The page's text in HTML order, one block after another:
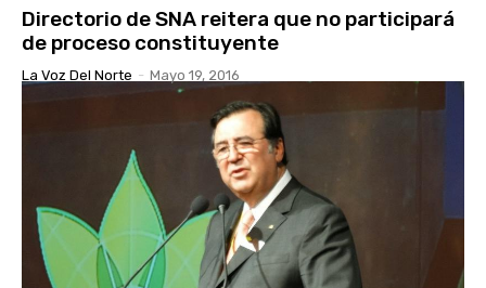
Directorio de SNA reitera que no participará
de proceso constituyente
La Voz Del Norte - Mayo 19, 2016